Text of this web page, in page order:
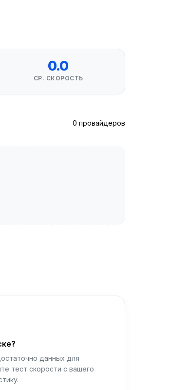
0.0
СР. СКОРОСТЬ
0 провайдеров
данных для
тест скорости с вашего